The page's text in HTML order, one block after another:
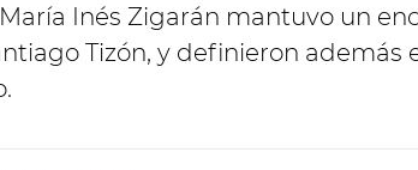
Inés Zigarán mantuvo un
Tizón, y definieron